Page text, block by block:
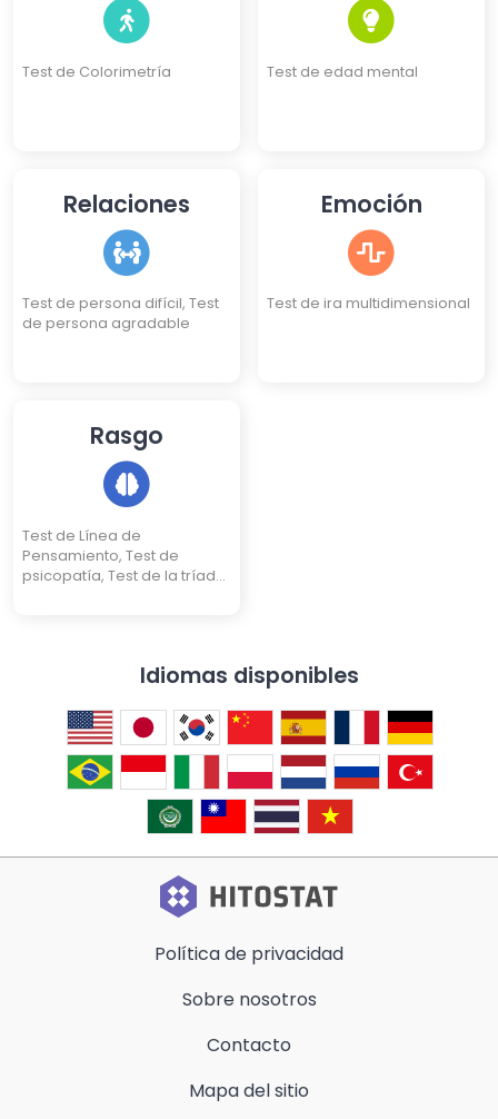
Test de Colorimetría Test de edad mental
Relaciones
Test de persona difícil, Test
de persona agradable
Emoción
Test de ira multidimensional
Rasgo
Test de Línea de
Pensamiento, Test de
psicopatía, Test de la tríada
Idiomas disponibles
Política de privacidad
Sobre nosotros
Contacto
Mapa del sitio